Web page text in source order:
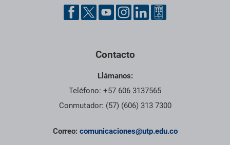
Contacto
Llámanos:
Teléfono: +57 606 3137565
Conmutador: (57) (606) 313 7300
Correo: comunicaciones@utp.edu.co